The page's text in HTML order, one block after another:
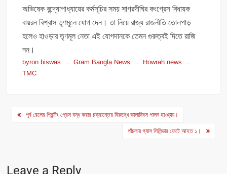
অভিষেক বন্দ্যোপাধ্যায়ের কর্মসূচির সময় সাগরদীঘির কংগ্রেস বিধায়ক
বায়রন বিশ্বাস তৃণমূলে যোগ দেন। তা নিয়ে রাজ্য রাজনীতি তোলপাড়
হলেও হাওড়ার তৃণমূল নেতা এই যোগদানকে তেমন গুরুত্বই দিতে রাজি
নন।
byron biswas Gram Bangla News
Howrah news
TMC
Post
পূর্ব রেলের প্রিন্টিং প্রেস বন্ধ করার চক্রান্তের বিরুদ্ধে কালাদিবস পালন হাওড়ায়।
পাঁচলায় গ্যাস সিলিন্ডার ফেটে আহত ১।